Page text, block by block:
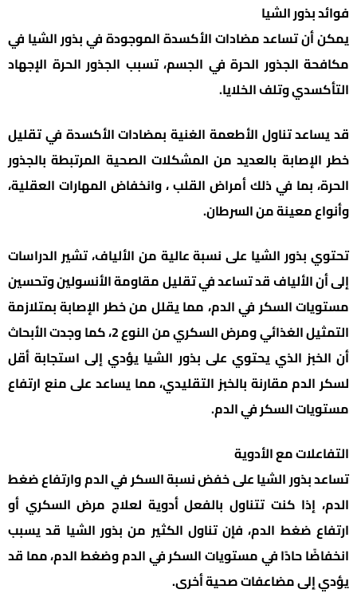
فوائد بذور الشيا
يمكن أن تساعد مضادات الأكسدة الموجودة في بذور الشيا في
مكافحة الجذور الحرة في الجسم، تسبب الجذور الحرة الإجهاد
التأكسدي وتلف الخلايا.
قد يساعد تناول الأطعمة الغنية بمضادات الأكسدة في تقليل
خطر الإصابة بالعديد من المشكلات الصحية المرتبطة بالجذور
الحرة، بما في ذلك أمراض القلب ، وانخفاض المهارات العقلية،
وأنواع معينة من السرطان.
تحتوي بذور الشيا على نسبة عالية من الألياف، تشير الدراسات
إلى أن الألياف قد تساعد في تقليل مقاومة الأنسولين وتحسين
مستويات السكر في الدم، مما يقلل من خطر الإصابة بمتلازمة
التمثيل الغذائي ومرض السكري من النوع 2، كما وجدت الأبحاث
أن الخبز الذي يحتوي على بذور الشيا يؤدي إلى استجابة أقل
لسكر الدم مقارنة بالخبز التقليدي، مما يساعد على منع ارتفاع
مستويات السكر في الدم.
التفاعلات مع الأدوية
تساعد بذور الشيا على خفض نسبة السكر في الدم وارتفاع ضغط
الدم، إذا كنت تتناول بالفعل أدوية لعلاج مرض السكري أو
ارتفاع ضغط الدم، فإن تناول الكثير من بذور الشيا قد يسبب
انخفاضًا حادًا في مستويات السكر في الدم وضغط الدم، مما قد
يؤدي إلى مضاعفات صحية أخرى.